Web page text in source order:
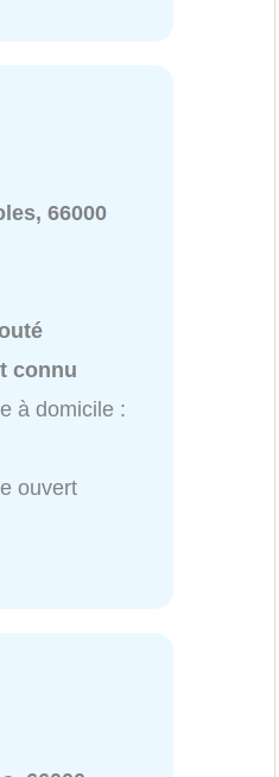
66000
connu
à domicile :
ouvert